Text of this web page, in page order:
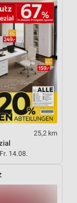
25,2 km
14.08.